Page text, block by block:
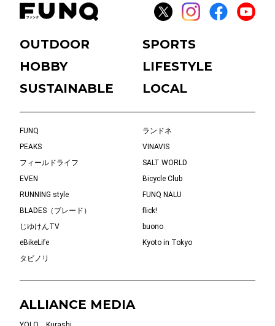
OUTDOOR
SPORTS
HOBBY
LIFESTYLE
SUSTAINABLE
LOCAL
FUNQ
ランドネ
PEAKS
VINAVIS
フィールドライフ
SALT WORLD
EVEN
Bicycle Club
RUNNING style
FUNQ NALU
BLADES（ブレード）
flick!
じゆけんTV
buono
eBikeLife
Kyoto in Tokyo
タビノリ
ALLIANCE MEDIA